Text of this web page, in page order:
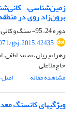
زمین‌شناسی،
برون‌زاد روی در
دوره 24، 95- سنگ و کانی، بهار 1394، صفحه
gsj.2015.42435
زهرا میریان، محمد
حاج‌ملاعلی
مشاهده مقاله
اصل
ویژگیهای کانسنگ